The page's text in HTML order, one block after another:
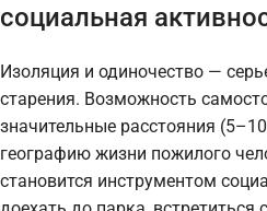
социальная
Изоляция и одиночество —
старения. Возможность
значительные расстояния
географию жизни пожилого
становится инструментом